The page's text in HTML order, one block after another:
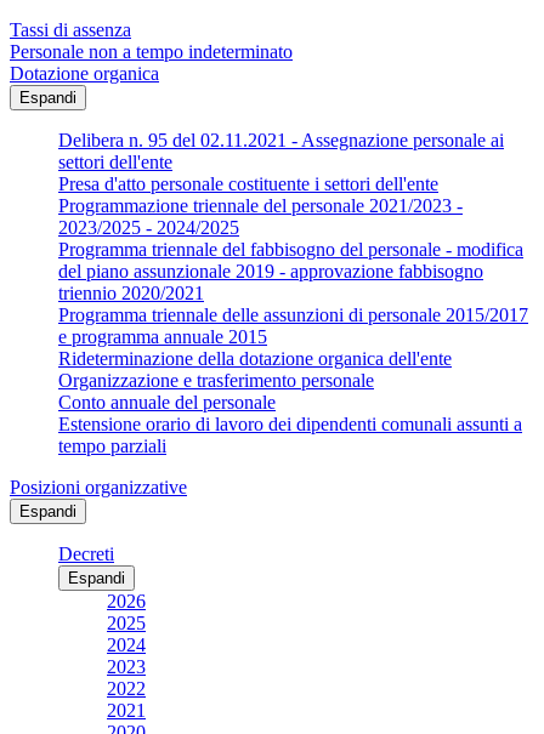
Tassi di assenza
Personale non a tempo indeterminato
Dotazione organica
Espandi
Delibera n. 95 del 02.11.2021 - Assegnazione personale ai
settori dell'ente
Presa d'atto personale costituente i settori dell'ente
Programmazione triennale del personale 2021/2023 -
2023/2025 - 2024/2025
Programma triennale del fabbisogno del personale - modifica
del piano assunzionale 2019 - approvazione fabbisogno
triennio 2020/2021
Programma triennale delle assunzioni di personale 2015/2017
e programma annuale 2015
Rideterminazione della dotazione organica dell'ente
Organizzazione e trasferimento personale
Conto annuale del personale
Estensione orario di lavoro dei dipendenti comunali assunti a
tempo parziali
Posizioni organizzative
Espandi
Decreti
Espandi
2026
2025
2024
2023
2022
2021